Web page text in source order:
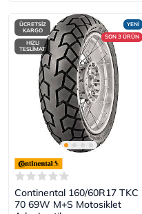
YENİ
SON 3 ÜRÜN
ÜCRETSİZ
KARGO
HIZLI
TESLİMAT
Continental 160/60R17 TKC
70 69W M+S Motosiklet